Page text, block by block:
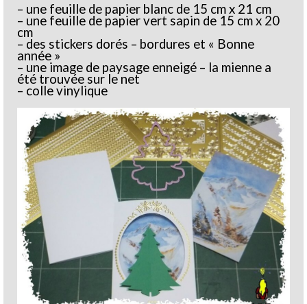
– une feuille de papier blanc de 15 cm x 21 cm
– une feuille de papier vert sapin de 15 cm x 20
cm
– des stickers dorés – bordures et « Bonne
année »
– une image de paysage enneigé – la mienne a
été trouvée sur le net
– colle vinylique